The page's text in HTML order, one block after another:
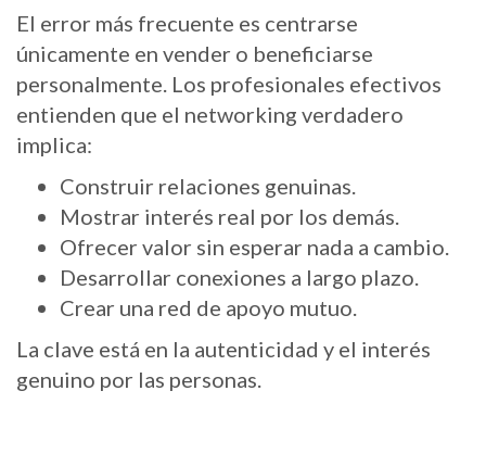
El error más frecuente es centrarse
únicamente en vender o beneficiarse
personalmente. Los profesionales efectivos
entienden que el networking verdadero
implica:
Construir relaciones genuinas.
Mostrar interés real por los demás.
Ofrecer valor sin esperar nada a cambio.
Desarrollar conexiones a largo plazo.
Crear una red de apoyo mutuo.
La clave está en la autenticidad y el interés
genuino por las personas.